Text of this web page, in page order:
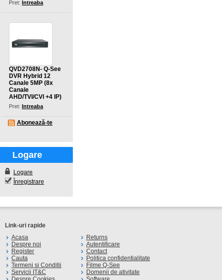
Pret: Intreaba
QVD2708N- Q-See
DVR Hybrid 12
Canale 5MP (8x
Canale
AHD/TVI/CVI +4 IP)
Pret: Intreaba
Abonează-te
Logare
Logare
Înregistrare
Link-uri rapide
Acasa
Returns
Despre noi
Autentificare
Register
Contact
Cauta
Politica confidentialitate
Termeni si Conditii
Filme Q-See
Servicii IT&C
Domenii de ativitate